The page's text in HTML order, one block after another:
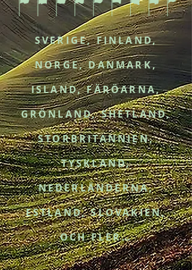
SVERIGE, FINLAND,
NORGE, DANMARK,
ISLAND, FÄRÖARNA,
GRÖNLAND, SHETLAND,
STORBRITANNIEN,
TYSKLAND,
NEDERLÄNDERNA,
ESTLAND, SLOVAKIEN,
OCH FLER…